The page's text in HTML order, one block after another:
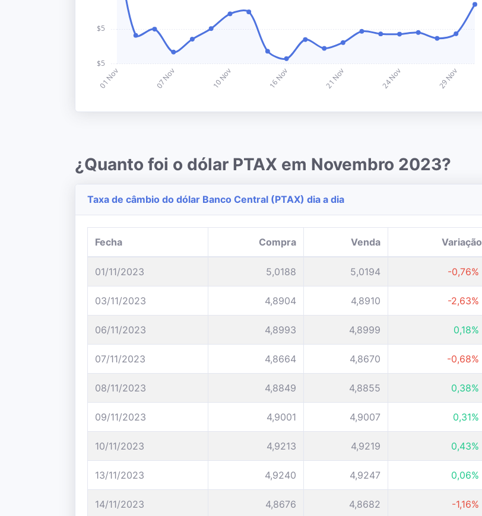
¿Quanto foi o dólar PTAX em Novembro 2023?
Taxa de câmbio do dólar Banco Central (PTAX) dia a dia
Fecha Compra Venda Variação
01/11/2023 5,0188 5,0194 -0,76%
03/11/2023 4,8904 4,8910 -2,63%
06/11/2023 4,8993 4,8999 0,18%
07/11/2023 4,8664 4,8670 -0,68%
08/11/2023 4,8849 4,8855 0,38%
09/11/2023 4,9001 4,9007 0,31%
10/11/2023 4,9213 4,9219 0,43%
13/11/2023 4,9240 4,9247 0,06%
14/11/2023 4,8676 4,8682 -1,16%